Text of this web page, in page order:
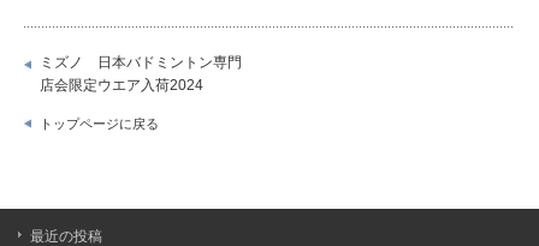
ミズノ 日本バドミントン専門
店会限定ウエア入荷2024
トップページに戻る
最近の投稿